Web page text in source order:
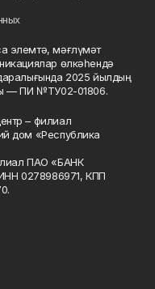
элемтә, мәғлүмәт
өлкәһендә
2025 йылдың
— ПИ №ТУ02-01806.
– филиал
дом «Республика
ПАО «БАНК
0278986971, КПП